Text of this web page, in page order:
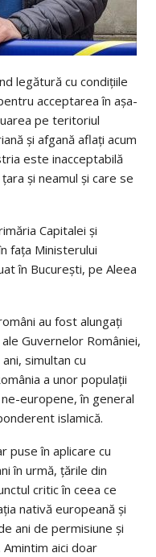
legătură cu condițiile
acceptarea în așa-
pe teritoriul
și afgană aflați acum
este inacceptabilă
și neamul și care se
Capitalei și
fața Ministerului
în București, pe Aleea
au fost alungați
Guvernelor României,
simultan cu
a unor populații
europene, în general
islamică.
puse în aplicare cu
în urmă, țările din
critic în ceea ce
nativă europeană și
ani de permisiune și
aici doar